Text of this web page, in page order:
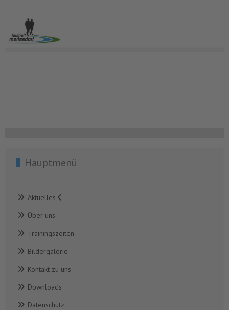
Hauptmenü
Aktuelles
Über uns
Trainingszeiten
Bildergalerie
Kontakt zu uns
Downloads
Datenschutz